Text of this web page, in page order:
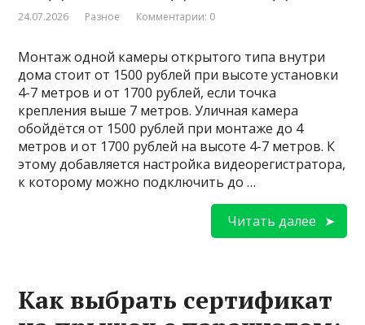
24.07.2026 Разное Комментарии: 0
Монтаж одной камеры открытого типа внутри
дома стоит от 1500 рублей при высоте установки
4-7 метров и от 1700 рублей, если точка
крепления выше 7 метров. Уличная камера
обойдётся от 1500 рублей при монтаже до 4
метров и от 1700 рублей на высоте 4-7 метров. К
этому добавляется настройка видеорегистратора,
к которому можно подключить до …
Читать далее
Как выбрать сертификат